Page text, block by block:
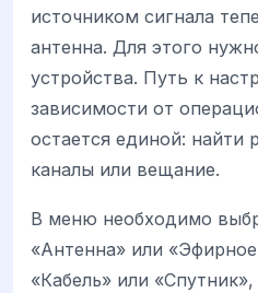
источником сигнала
антенна. Для этого
устройства. Путь к
зависимости от
остается единой: найти
каналы или вещание.
В меню необходимо
«Антенна» или
«Кабель» или